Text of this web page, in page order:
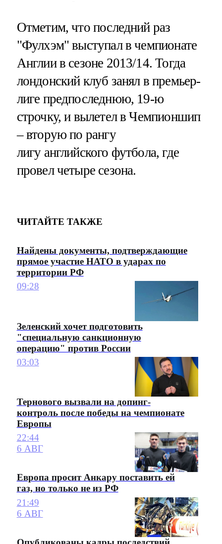
Отметим, что последний раз
"Фулхэм" выступал в чемпионате
Англии в сезоне 2013/14. Тогда
лондонский клуб занял в премьер-
лиге предпоследнюю, 19-ю
строчку, и вылетел в Чемпионшип
– вторую по рангу
лигу английского футбола, где
провел четыре сезона.
ЧИТАЙТЕ ТАКЖЕ
Найдены документы, подтверждающие
прямое участие НАТО в ударах по
территории РФ
09:28
Зеленский хочет подготовить
"специальную санкционную
операцию" против России
03:03
Тернового вызвали на допинг-
контроль после победы на чемпионате
Европы
22:44
6 АВГ
Европа просит Анкару поставить ей
газ, но только не из РФ
21:49
6 АВГ